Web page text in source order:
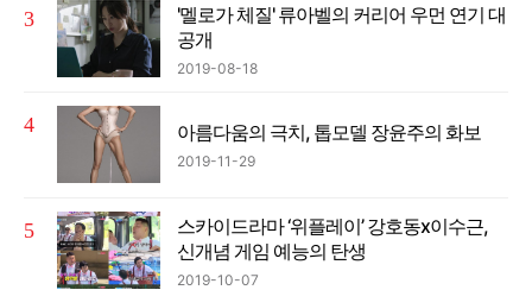
'멜로가 체질' 류아벨의 커리어 우먼 연기 대
공개
2019-08-18
아름다움의 극치, 톱모델 장윤주의 화보
2019-11-29
스카이드라마 ‘위플레이’ 강호동x이수근,
신개념 게임 예능의 탄생
2019-10-07